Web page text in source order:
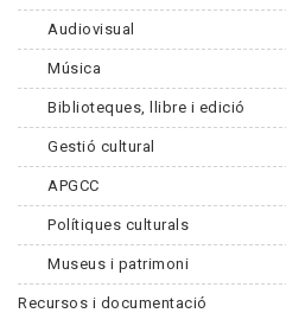
Audiovisual
Música
Biblioteques, llibre i edició
Gestió cultural
APGCC
Polítiques culturals
Museus i patrimoni
Recursos i documentació